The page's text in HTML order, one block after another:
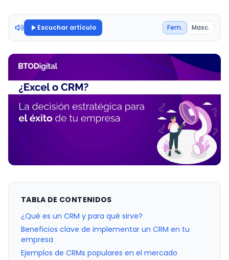
Escuchar artículo Fem. Masc.
TABLA DE CONTENIDOS
¿Qué es un CRM y para qué sirve?
Beneficios clave de implementar un CRM en tu
empresa
Ejemplos de CRMs populares en el mercado